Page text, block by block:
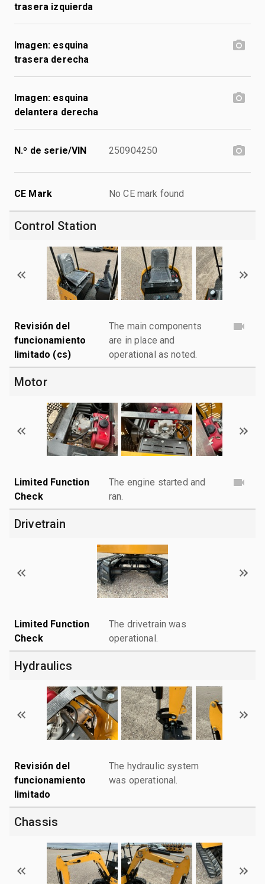
trasera izquierda
Imagen: esquina
trasera derecha
Imagen: esquina
delantera derecha
N.º de serie/VIN 250904250
CE Mark No CE mark found
Control Station
Revisión del
funcionamiento
limitado (cs)
The main components
are in place and
operational as noted.
Motor
Limited Function
Check
The engine started and
ran.
Drivetrain
Limited Function
Check
The drivetrain was
operational.
Hydraulics
Revisión del
funcionamiento
limitado
The hydraulic system
was operational.
Chassis